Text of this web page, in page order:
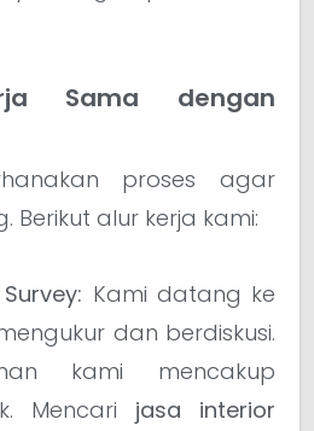
Sama dengan
proses agar
Berikut alur kerja kami:
Kami datang ke
dan berdiskusi.
kami mencakup
Mencari jasa interior